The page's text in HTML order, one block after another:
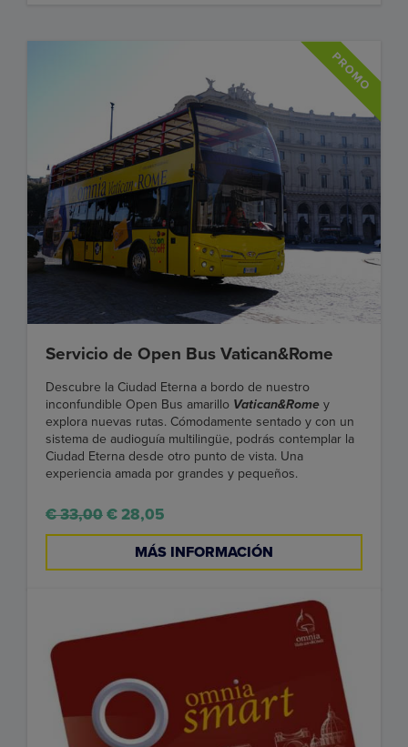
Servicio de Open Bus Vatican&Rome
Descubre la Ciudad Eterna a bordo de nuestro
inconfundible Open Bus amarillo Vatican&Rome y
explora nuevas rutas. Cómodamente sentado y con un
sistema de audioguía multilingüe, podrás contemplar la
Ciudad Eterna desde otro punto de vista. Una
experiencia amada por grandes y pequeños.
€ 33,00€ 28,05
MÁS INFORMACIÓN